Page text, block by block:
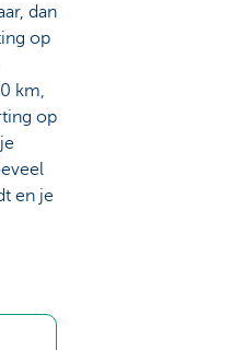
dan
op
km,
op
en je